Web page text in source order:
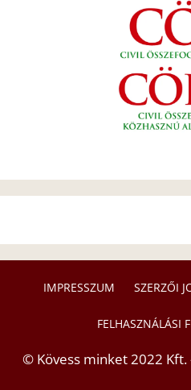
IMPRESSZUM SZERZŐI
FELHASZNÁLÁSI
© Kövess minket 2022